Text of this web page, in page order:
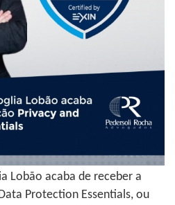
Lobão acaba de receber a
Protection Essentials, ou